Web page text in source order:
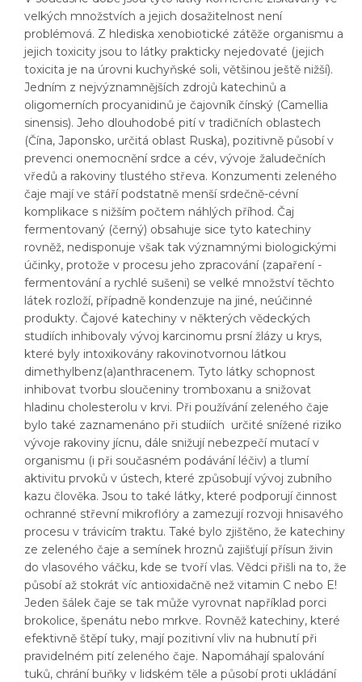
velkých množstvích a jejich dosažitelnost není
problémová. Z hlediska xenobiotické zátěže organismu a
jejich toxicity jsou to látky prakticky nejedovaté (jejich
toxicita je na úrovni kuchyňské soli, většinou ještě nižší).
Jedním z nejvýznamnějších zdrojů katechinů a
oligomerních procyanidinů je čajovník čínský (Camellia
sinensis). Jeho dlouhodobé pití v tradičních oblastech
(Čína, Japonsko, určitá oblast Ruska), pozitivně působí v
prevenci onemocnění srdce a cév, vývoje žaludečních
vředů a rakoviny tlustého střeva. Konzumenti zeleného
čaje mají ve stáří podstatně menší srdečně-cévní
komplikace s nižším počtem náhlých příhod. Čaj
fermentovaný (černý) obsahuje sice tyto katechiny
rovněž, nedisponuje však tak významnými biologickými
účinky, protože v procesu jeho zpracování (zapaření -
fermentování a rychlé sušeni) se velké množství těchto
látek rozloží, případně kondenzuje na jiné, neúčinné
produkty. Čajové katechiny v některých vědeckých
studiích inhibovaly vývoj karcinomu prsní žlázy u krys,
které byly intoxikovány rakovinotvornou látkou
dimethylbenz(a)anthracenem. Tyto látky schopnost
inhibovat tvorbu sloučeniny tromboxanu a snižovat
hladinu cholesterolu v krvi. Při používání zeleného čaje
bylo také zaznamenáno při studiích určité snížené riziko
vývoje rakoviny jícnu, dále snižují nebezpečí mutací v
organismu (i při současném podávání léčiv) a tlumí
aktivitu prvoků v ústech, které způsobují vývoj zubního
kazu člověka. Jsou to také látky, které podporují činnost
ochranné střevní mikroflóry a zamezují rozvoji hnisavého
procesu v trávicím traktu. Také bylo zjištěno, že katechiny
ze zeleného čaje a semínek hroznů zajišťují přísun živin
do vlasového váčku, kde se tvoří vlas. Vědci přišli na to, že
působí až stokrát víc antioxidačně než vitamin C nebo E!
Jeden šálek čaje se tak může vyrovnat například porci
brokolice, špenátu nebo mrkve. Rovněž katechiny, které
efektivně štěpí tuky, mají pozitivní vliv na hubnutí při
pravidelném pití zeleného čaje. Napomáhají spalování
tuků, chrání buňky v lidském těle a působí proti ukládání